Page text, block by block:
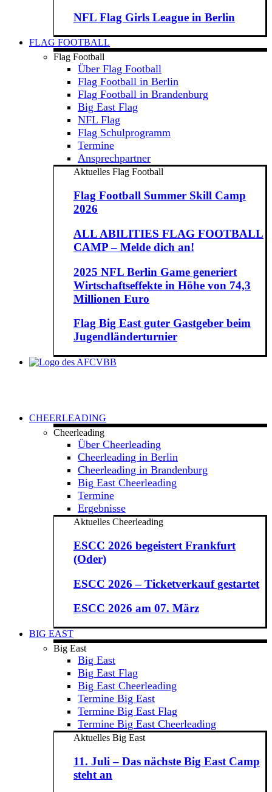
NFL Flag Girls League in Berlin
FLAG FOOTBALL
Flag Football
Über Flag Football
Flag Football in Berlin
Flag Football in Brandenburg
Big East Flag
NFL Flag
Flag Schulprogramm
Termine
Ansprechpartner
Aktuelles Flag Football
Flag Football Summer Skill Camp
2026
ALL ABILITIES FLAG FOOTBALL
CAMP – Melde dich an!
2025 NFL Berlin Game generiert
Wirtschaftseffekte in Höhe von 74,3
Millionen Euro
Flag Big East guter Gastgeber beim
Jugendländerturnier
CHEERLEADING
Cheerleading
Über Cheerleading
Cheerleading in Berlin
Cheerleading in Brandenburg
Big East Cheerleading
Termine
Ergebnisse
Aktuelles Cheerleading
ESCC 2026 begeistert Frankfurt
(Oder)
ESCC 2026 – Ticketverkauf gestartet
ESCC 2026 am 07. März
BIG EAST
Big East
Big East
Big East Flag
Big East Cheerleading
Termine Big East
Termine Big East Flag
Termine Big East Cheerleading
Aktuelles Big East
11. Juli – Das nächste Big East Camp
steht an